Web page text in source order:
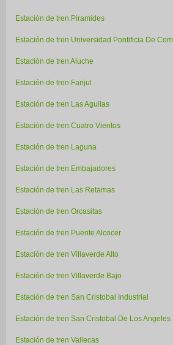
Estación de tren Piramides
Estación de tren Universidad Pontificia De
Estación de tren Aluche
Estación de tren Fanjul
Estación de tren Las Aguilas
Estación de tren Cuatro Vientos
Estación de tren Laguna
Estación de tren Embajadores
Estación de tren Las Retamas
Estación de tren Orcasitas
Estación de tren Puente Alcocer
Estación de tren Villaverde Alto
Estación de tren Villaverde Bajo
Estación de tren San Cristobal Industrial
Estación de tren San Cristobal De Los Angeles
Estación de tren Vallecas